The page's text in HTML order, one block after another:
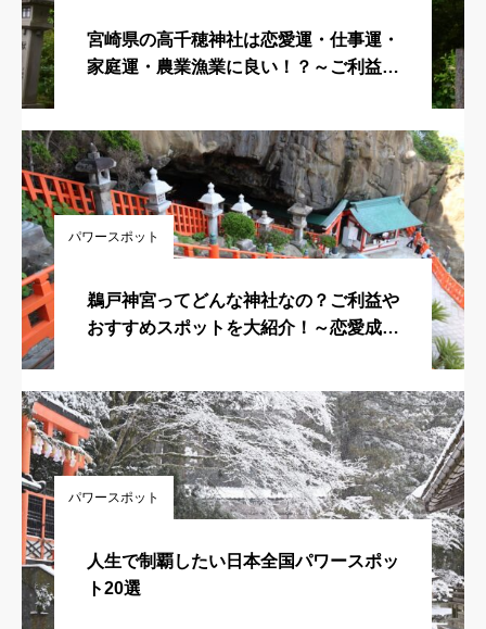
宮崎県の高千穂神社は恋愛運・仕事運・
家庭運・農業漁業に良い！？～ご利益・
パワースポット
鵜戸神宮ってどんな神社なの？ご利益や
おすすめスポットを大紹介！～恋愛成
パワースポット
人生で制覇したい日本全国パワースポッ
ト20選